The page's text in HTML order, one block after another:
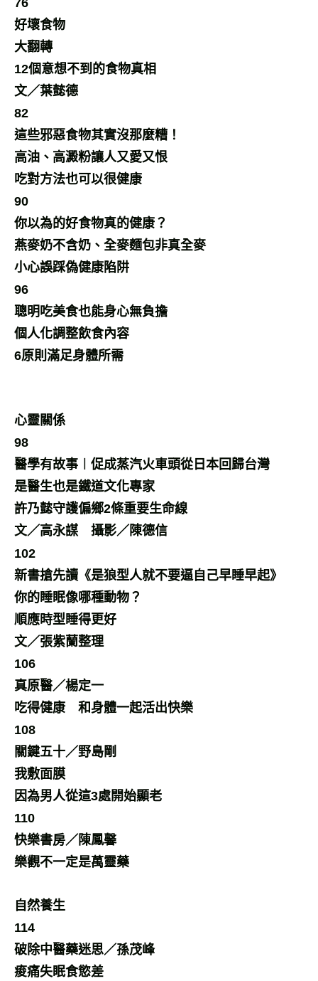
好壞食物
大翻轉
12個意想不到的食物真相
文／葉懿德
82
這些邪惡食物其實沒那麼糟！
高油、高澱粉讓人又愛又恨
吃對方法也可以很健康
90
你以為的好食物真的健康？
燕麥奶不含奶、全麥麵包非真全麥
小心誤踩偽健康陷阱
96
聰明吃美食也能身心無負擔
個人化調整飲食內容
6原則滿足身體所需
心靈關係
98
醫學有故事︱促成蒸汽火車頭從日本回歸台灣
是醫生也是鐵道文化專家
許乃懿守護偏鄉2條重要生命線
文／高永謀 攝影／陳德信
102
新書搶先讀《是狼型人就不要逼自己早睡早起》
你的睡眠像哪種動物？
順應時型睡得更好
文／張紫蘭整理
106
真原醫／楊定一
吃得健康 和身體一起活出快樂
108
關鍵五十／野島剛
我敷面膜
因為男人從這3處開始顯老
110
快樂書房／陳鳳馨
樂觀不一定是萬靈藥
自然養生
114
破除中醫藥迷思／孫茂峰
痠痛失眠食慾差